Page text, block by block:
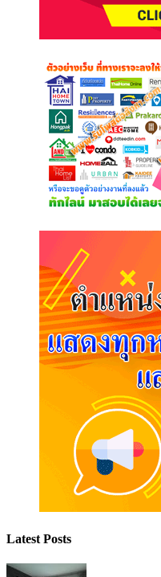
Latest Posts